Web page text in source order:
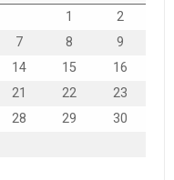
1
2
7 8
9
14 15
16
21 22
23
28 29
30